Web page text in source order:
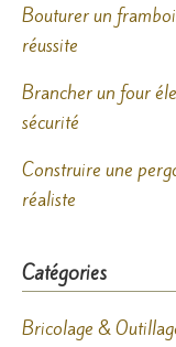
Bouturer un
réussite
Brancher un four
sécurité
Construire une
réaliste
Catégories
Bricolage &